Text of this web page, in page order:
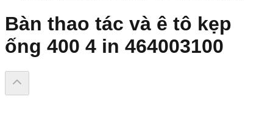
Bàn thao tác và ê tô kẹp
ống 400 4 in 464003100